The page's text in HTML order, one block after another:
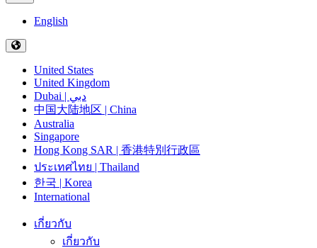
English
United States
United Kingdom
Dubai | دبي
中国大陆地区 | China
Australia
Singapore
Hong Kong SAR | 香港特別行政區
ประเทศไทย | Thailand
한국 | Korea
International
เกี่ยวกับ
เกี่ยวกับ